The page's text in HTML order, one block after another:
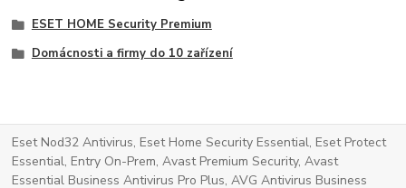
ESET HOME Security Premium
Domácnosti a firmy do 10 zařízení
Eset Nod32 Antivirus, Eset Home Security Essential, Eset Protect
Essential, Entry On-Prem, Avast Premium Security, Avast
Essential Business Antivirus Pro Plus, AVG Antivirus Business